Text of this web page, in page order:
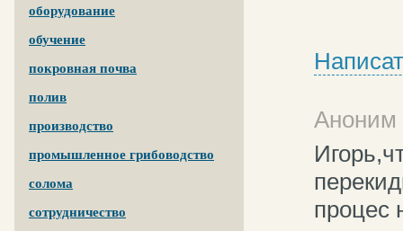
оборудование
обучение
покровная почва
полив
производство
промышленное грибоводство
солома
сотрудничество
Аноним
процес